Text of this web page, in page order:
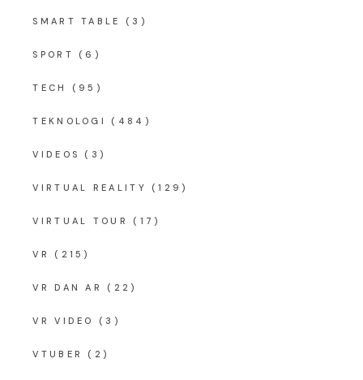
SMART TABLE (3)
SPORT (6)
TECH (95)
TEKNOLOGI (484)
VIDEOS (3)
VIRTUAL REALITY (129)
VIRTUAL TOUR (17)
VR (215)
VR DAN AR (22)
VR VIDEO (3)
VTUBER (2)